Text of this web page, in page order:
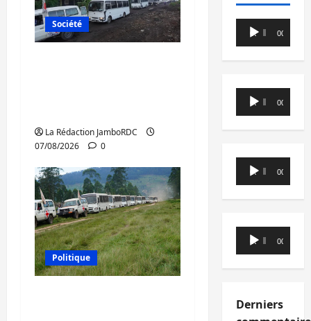
Société
La Rédaction JamboRDC
07/08/2026
0
Politique
Lecteur
audio
00:00 00:00
Lecteur
audio
00:00 00:00
Lecteur
audio
00:00 00:00
Lecteur
audio
00:00 00:00
Derniers